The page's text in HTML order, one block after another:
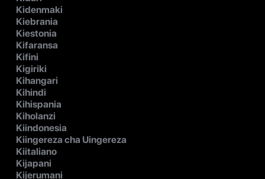
Kidenmaki
Kiebrania
Kiestonia
Kifaransa
Kifini
Kigiriki
Kihangari
Kihindi
Kihispania
Kiholanzi
Kiindonesia
Kiingereza cha Uingereza
Kiitaliano
Kijapani
Kijerumani